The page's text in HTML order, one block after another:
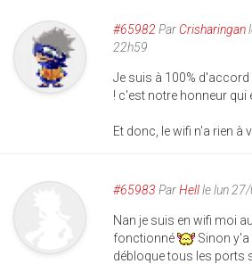
#65982 Par Crisharingan
22h59
Je suis à 100%
! c'est notre honneur qui
Et donc, le wifi n'a rien à
#65983 ParHellle lun
Nan je suis en wifi moi
fonctionné
Sinon y'a
débloque tous les ports